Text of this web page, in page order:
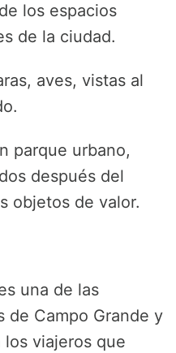
los espacios
de la ciudad.
aves, vistas al
parque urbano,
después del
objetos de valor.
una de las
de Campo Grande y
viajeros que